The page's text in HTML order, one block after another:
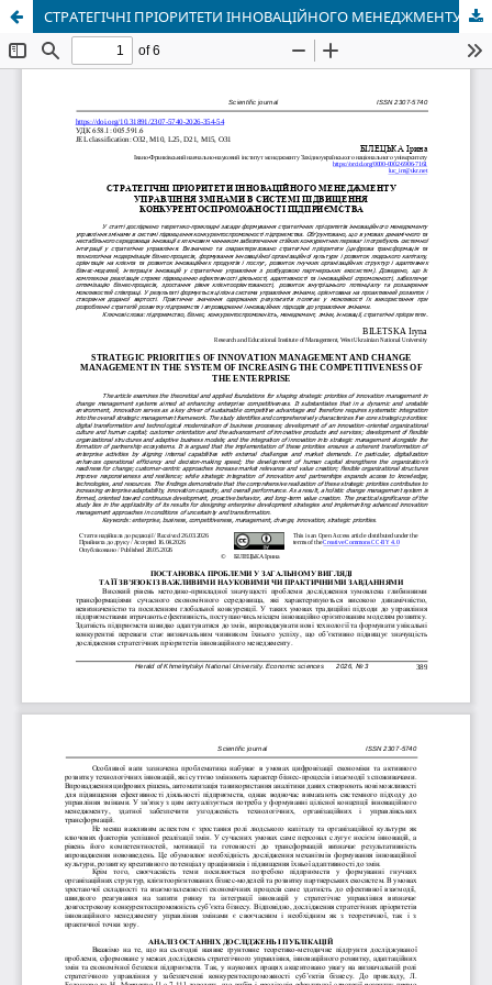
СТРАТЕГІЧНІ ПРІОРИТЕТИ ІННОВАЦІЙНОГО МЕНЕДЖМЕНТУ УПРАВЛІННЯ ЗМІНАМИ В СИСТЕМІ ПІДВИЩЕННЯ КОНКУРЕНТОСПРОМОЖНОСТІ ПІДПРИЄМСТВА